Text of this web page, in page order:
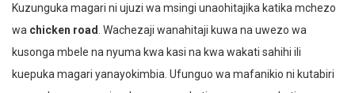
Kuzunguka magari ni ujuzi wa msingi unaohitajika katika mchezo
wa chicken road . Wachezaji wanahitaji kuwa na uwezo wa
kusonga mbele na nyuma kwa kasi na kwa wakati sahihi ili
kuepuka magari yanayokimbia. Ufunguo wa mafanikio ni kutabiri